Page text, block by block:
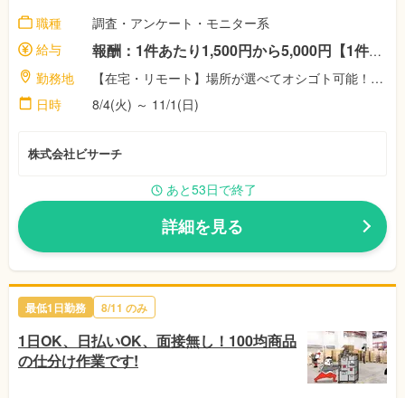
職種
調査・アンケート・モニター系
給与
報酬：1件あたり1,500円から5,000円【1件5分～10分程度！】 ☆稼働者に祝い金最大11,500円！（※弊社規定による） 完全出来高制！対応した案件数に応じて、報酬額がアップします♪
勤務地
【在宅・リモート】場所が選べてオシゴト可能！空いた時間で自由に選択♪株式会社ビサーチ
日時
8/4(火) ～ 11/1(日)
株式会社ビサーチ
あと53日で終了
詳細を見る
最低1日勤務 8/11 のみ
1日OK、日払いOK、面接無し！100均商品
の仕分け作業です!